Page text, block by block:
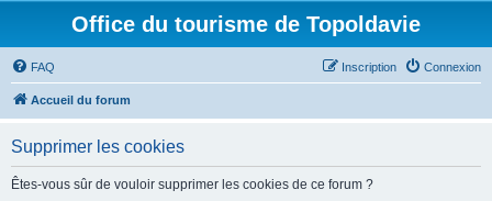
Office du tourisme de Topoldavie
FAQ Connexion
Inscription
Accueil du forum
Supprimer les cookies
Êtes-vous sûr de vouloir supprimer les cookies de ce forum ?